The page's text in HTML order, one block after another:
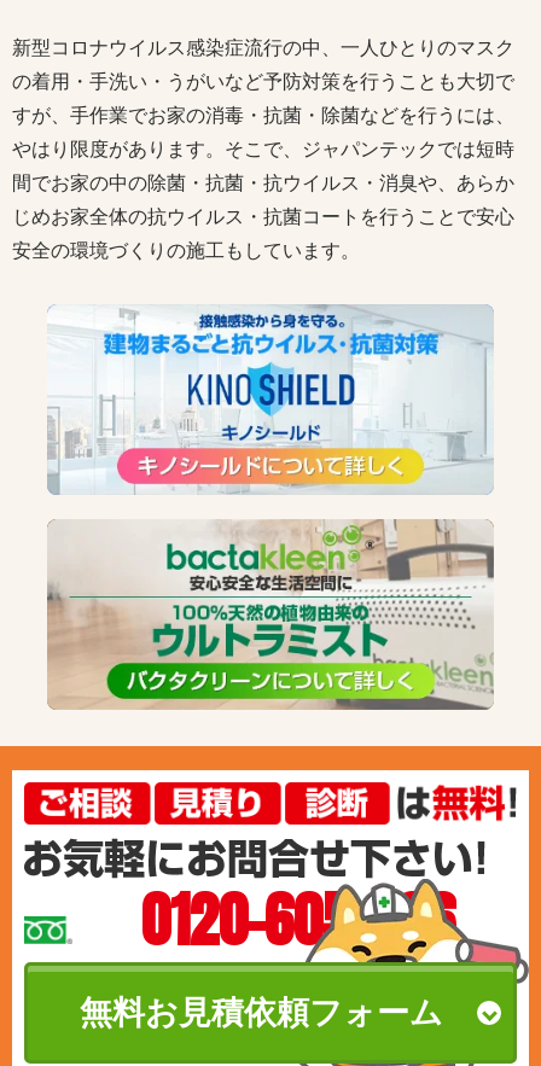
新型コロナウイルス感染症流行の中、一人ひとりのマスク
の着用・手洗い・うがいなど予防対策を行うことも大切で
すが、手作業でお家の消毒・抗菌・除菌などを行うには、
やはり限度があります。そこで、ジャパンテックでは短時
間でお家の中の除菌・抗菌・抗ウイルス・消臭や、あらか
じめお家全体の抗ウイルス・抗菌コートを行うことで安心
安全の環境づくりの施工もしています。
0120-605-586
無料お見積依頼フォーム